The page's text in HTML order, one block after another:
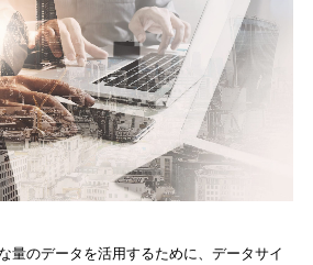
量のデータを活用するために、データサイ